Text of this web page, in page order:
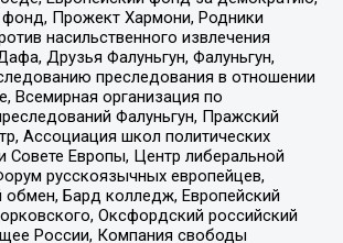
Прожект Хармони, Родники
насильственного извлечения
Друзья Фалуньгун, Фалуньгун,
преследования в отношении
Всемирная организация по
Фалуньгун, Пражский
Ассоциация школ политических
Совете Европы, Центр либеральной
русскоязычных европейцев,
обмен, Бард колледж, Европейский
Оксфордский российский
России, Компания свободы